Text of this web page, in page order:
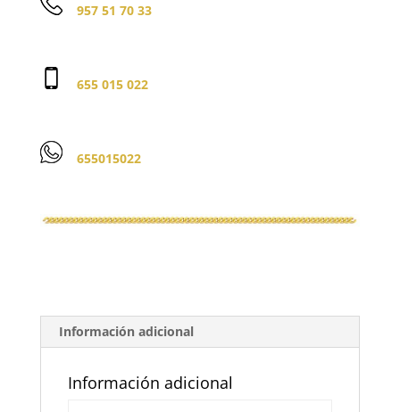
957 51 70 33
655 015 022
655015022
Información adicional
Información adicional